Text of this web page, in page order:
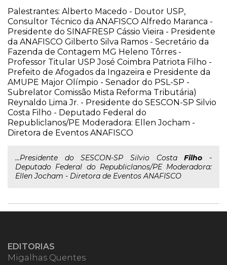
Palestrantes: Alberto Macedo - Doutor USP,
Consultor Técnico da ANAFISCO Alfredo Maranca -
Presidente do SINAFRESP Cássio Vieira - Presidente
da ANAFISCO Gilberto Silva Ramos - Secretário da
Fazenda de Contagem MG Heleno Tôrres -
Professor Titular USP José Coimbra Patriota Filho -
Prefeito de Afogados da Ingazeira e Presidente da
AMUPE Major Olímpio - Senador do PSL-SP -
Subrelator Comissão Mista Reforma Tributária)
Reynaldo Lima Jr. - Presidente do SESCON-SP Silvio
Costa Filho - Deputado Federal do
Republiclanos/PE Moderadora: Ellen Jocham -
Diretora de Eventos ANAFISCO
...Presidente do SESCON-SP Silvio CostaFilho -
Deputado Federal do Republiclanos/PE Moderadora:
Ellen Jocham - Diretora de Eventos ANAFISCO
EDITORIAS
Migalhas Quentes